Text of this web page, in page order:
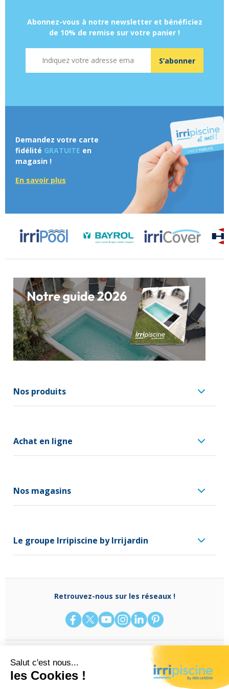
Abonnez-vous à notre newsletter et bénéficiez
de 10% de remise sur votre panier !
S’abonner
Demandez votre carte
fidélité GRATUITE en
magasin !
En savoir plus
Nos produits
Achat en ligne
Nos magasins
Le groupe Irripiscine by Irrijardin
Retrouvez-nous sur les réseaux !
Besoin d'aide ?
0262 330 777
(appel non surtaxé)
àou contactez-nous via notre formulaire